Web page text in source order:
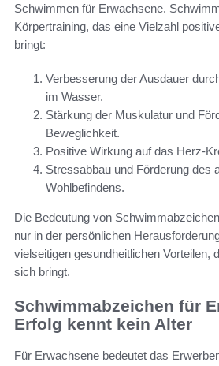
Schwimmen für Erwachsene.
Körpertraining, das eine Vielzahl
bringt:
Verbesserung der Ausdauer
im Wasser.
Stärkung der Muskulatur und
Beweglichkeit.
Positive Wirkung auf das Herz-
Stressabbau und Förderung des
Wohlbefindens.
Die Bedeutung von
nur in der persönlichen
vielseitigen gesundheitlichen Vorteilen,
sich bringt.
Schwimmabzeichen für
Erfolg kennt kein Alter
Für Erwachsene bedeutet das